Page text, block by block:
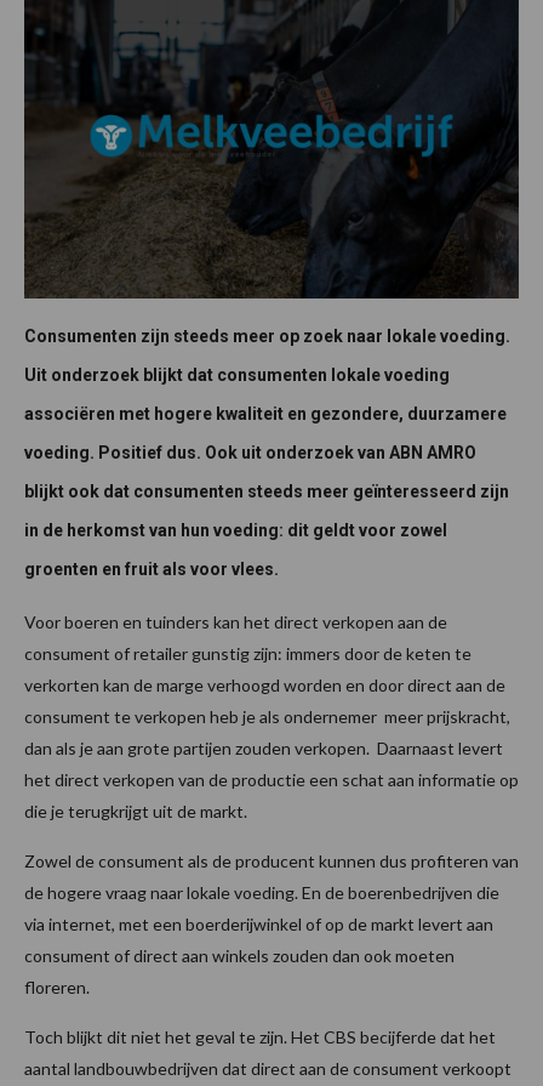
Consumenten zijn steeds meer op zoek naar lokale voeding.
Uit onderzoek blijkt dat consumenten lokale voeding
associëren met hogere kwaliteit en gezondere, duurzamere
voeding. Positief dus. Ook uit onderzoek van ABN AMRO
blijkt ook dat consumenten steeds meer geïnteresseerd zijn
in de herkomst van hun voeding: dit geldt voor zowel
groenten en fruit als voor vlees.
Voor boeren en tuinders kan het direct verkopen aan de
consument of retailer gunstig zijn: immers door de keten te
verkorten kan de marge verhoogd worden en door direct aan de
consument te verkopen heb je als ondernemer meer prijskracht,
dan als je aan grote partijen zouden verkopen. Daarnaast levert
het direct verkopen van de productie een schat aan informatie op
die je terugkrijgt uit de markt.
Zowel de consument als de producent kunnen dus profiteren van
de hogere vraag naar lokale voeding. En de boerenbedrijven die
via internet, met een boerderijwinkel of op de markt levert aan
consument of direct aan winkels zouden dan ook moeten
floreren.
Toch blijkt dit niet het geval te zijn. Het CBS becijferde dat het
aantal landbouwbedrijven dat direct aan de consument verkoopt